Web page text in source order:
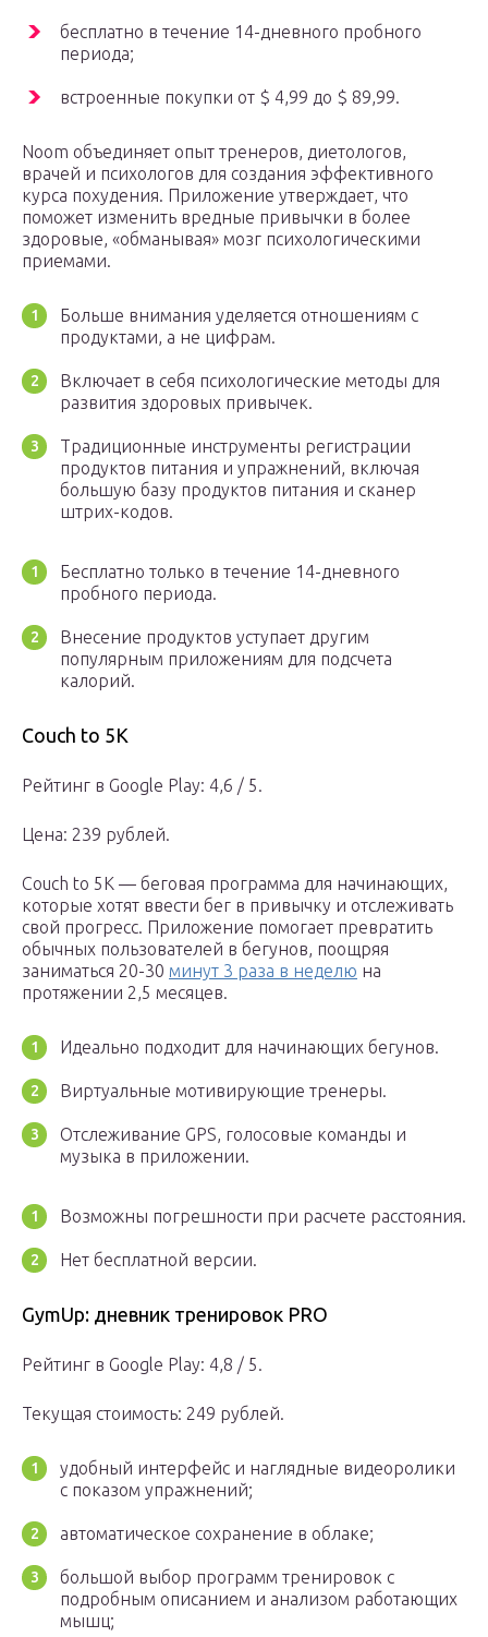
бесплатно в течение 14-дневного пробного
периода;
встроенные покупки от $ 4,99 до $ 89,99.
Noom объединяет опыт тренеров, диетологов,
врачей и психологов для создания эффективного
курса похудения. Приложение утверждает, что
поможет изменить вредные привычки в более
здоровые, «обманывая» мозг психологическими
приемами.
Больше внимания уделяется отношениям с
продуктами, а не цифрам.
Включает в себя психологические методы для
развития здоровых привычек.
Традиционные инструменты регистрации
продуктов питания и упражнений, включая
большую базу продуктов питания и сканер
штрих-кодов.
Бесплатно только в течение 14-дневного
пробного периода.
Внесение продуктов уступает другим
популярным приложениям для подсчета
калорий.
Couch to 5K
Рейтинг в Google Play: 4,6 / 5.
Цена: 239 рублей.
Couch to 5K — беговая программа для начинающих,
которые хотят ввести бег в привычку и отслеживать
свой прогресс. Приложение помогает превратить
обычных пользователей в бегунов, поощряя
заниматься 20-30 минут 3 раза в неделю на
протяжении 2,5 месяцев.
Идеально подходит для начинающих бегунов.
Виртуальные мотивирующие тренеры.
Отслеживание GPS, голосовые команды и
музыка в приложении.
Возможны погрешности при расчете расстояния.
Нет бесплатной версии.
GymUp: дневник тренировок PRO
Рейтинг в Google Play: 4,8 / 5.
Текущая стоимость: 249 рублей.
удобный интерфейс и наглядные видеоролики
с показом упражнений;
автоматическое сохранение в облаке;
большой выбор программ тренировок с
подробным описанием и анализом работающих
мышц;